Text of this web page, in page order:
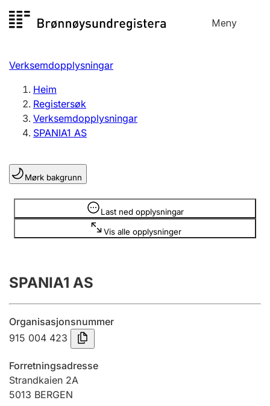
til
Meny
Registersøk
Aksjeselskap
Enkeltpersonføretak
Registrere, endre, slette
Lag og foreining
Registrere, endre, slette
Årsrekneskap
Innsending og forseinkingsgebyr
Tinglysing
Jeger
Verksemdopplysningar
Heim
Registersøk
Verksemdopplysningar
SPANIA1 AS
Mørk bakgrunn
Last ned opplysningar
Vis alle opplysninger
Opplysninger er skjult
SPANIA1 AS
Organisasjonsnummer
915 004 423
Forretningsadresse
Strandkaien 2A
5013 BERGEN